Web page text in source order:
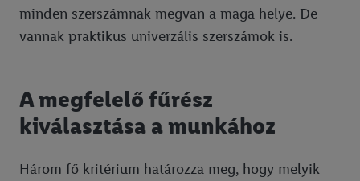
minden szerszámnak megvan a maga helye. De
vannak praktikus univerzális szerszámok is.
A megfelelő fűrész
kiválasztása a munkához
Három fő kritérium határozza meg, hogy melyik